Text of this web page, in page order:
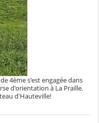
4ème s'est engagée dans
d'orientation à La Praille.
d'Hauteville!